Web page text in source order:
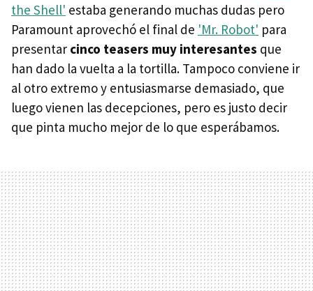
the Shell' estaba generando muchas dudas pero
Paramount aprovechó el final de 'Mr. Robot' para
presentar cinco teasers muy interesantes que
han dado la vuelta a la tortilla. Tampoco conviene ir
al otro extremo y entusiasmarse demasiado, que
luego vienen las decepciones, pero es justo decir
que pinta mucho mejor de lo que esperábamos.